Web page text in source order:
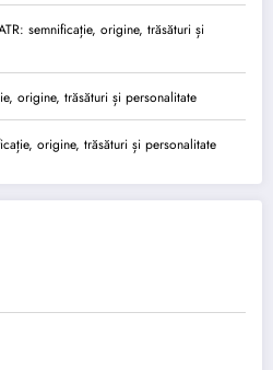
semnificație, origine, trăsături și
origine, trăsături și personalitate
origine, trăsături și personalitate